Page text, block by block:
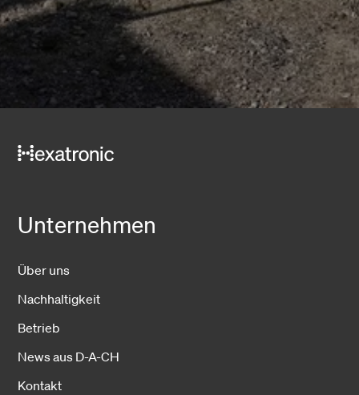
Unternehmen
Über uns
Nachhaltigkeit
Betrieb
News aus D-A-CH
Kontakt